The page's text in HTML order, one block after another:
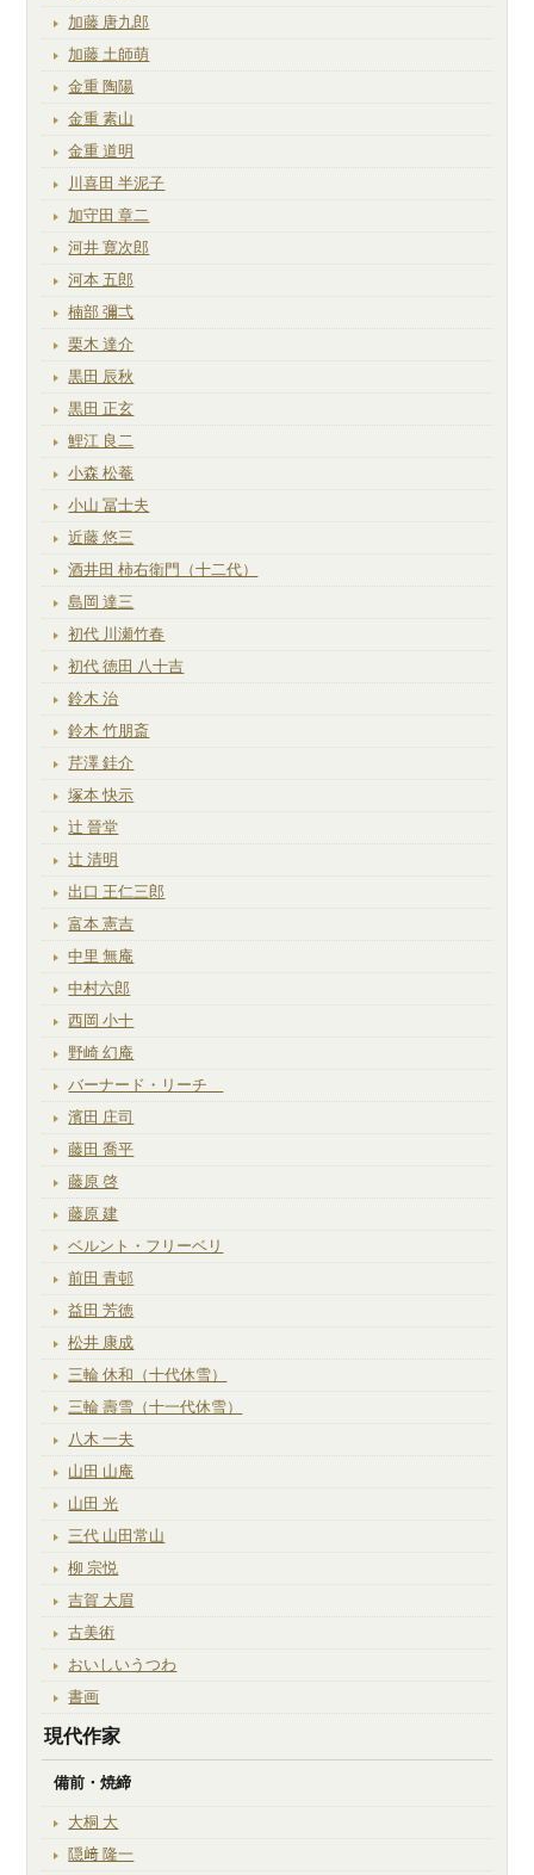
加藤 唐九郎
加藤 土師萌
金重 陶陽
金重 素山
金重 道明
川喜田 半泥子
加守田 章二
河井 寛次郎
河本 五郎
楠部 彌弌
栗木 達介
黒田 辰秋
黒田 正玄
鯉江 良二
小森 松菴
小山 冨士夫
近藤 悠三
酒井田 柿右衛門（十二代）
島岡 達三
初代 川瀬竹春
初代 徳田 八十吉
鈴木 治
鈴木 竹朋斎
芹澤 銈介
塚本 快示
辻 晉堂
辻 清明
出口 王仁三郎
富本 憲吉
中里 無庵
中村六郎
西岡 小十
野崎 幻庵
バーナード・リーチ
濱田 庄司
藤田 喬平
藤原 啓
藤原 建
ベルント・フリーベリ
前田 青邨
益田 芳徳
松井 康成
三輪 休和（十代休雪）
三輪 壽雪（十一代休雪）
八木 一夫
山田 山庵
山田 光
三代 山田常山
柳 宗悦
吉賀 大眉
古美術
おいしいうつわ
書画
現代作家
備前・焼締
大桐 大
隠﨑 隆一